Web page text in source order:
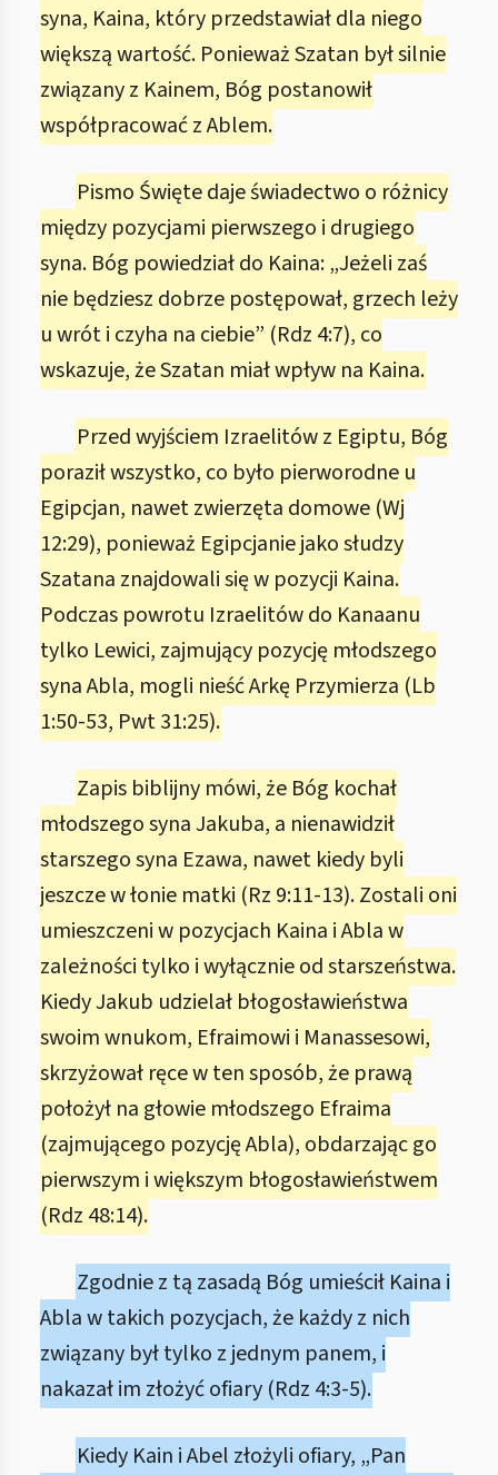
syna, Kaina, który przedstawiał dla niego
większą wartość. Ponieważ Szatan był silnie
związany z Kainem, Bóg postanowił
współpracować z Ablem.
Pismo Święte daje świadectwo o różnicy
między pozycjami pierwszego i drugiego
syna. Bóg powiedział do Kaina: „Jeżeli zaś
nie będziesz dobrze postępował, grzech leży
u wrót i czyha na ciebie” (Rdz 4:7), co
wskazuje, że Szatan miał wpływ na Kaina.
Przed wyjściem Izraelitów z Egiptu, Bóg
poraził wszystko, co było pierworodne u
Egipcjan, nawet zwierzęta domowe (Wj
12:29), ponieważ Egipcjanie jako słudzy
Szatana znajdowali się w pozycji Kaina.
Podczas powrotu Izraelitów do Kanaanu
tylko Lewici, zajmujący pozycję młodszego
syna Abla, mogli nieść Arkę Przymierza (Lb
1:50-53, Pwt 31:25).
Zapis biblijny mówi, że Bóg kochał
młodszego syna Jakuba, a nienawidził
starszego syna Ezawa, nawet kiedy byli
jeszcze w łonie matki (Rz 9:11-13). Zostali oni
umieszczeni w pozycjach Kaina i Abla w
zależności tylko i wyłącznie od starszeństwa.
Kiedy Jakub udzielał błogosławieństwa
swoim wnukom, Efraimowi i Manassesowi,
skrzyżował ręce w ten sposób, że prawą
położył na głowie młodszego Efraima
(zajmującego pozycję Abla), obdarzając go
pierwszym i większym błogosławieństwem
(Rdz 48:14).
Zgodnie z tą zasadą Bóg umieścił Kaina i
Abla w takich pozycjach, że każdy z nich
związany był tylko z jednym panem, i
nakazał im złożyć ofiary (Rdz 4:3-5).
Kiedy Kain i Abel złożyli ofiary, „Pan